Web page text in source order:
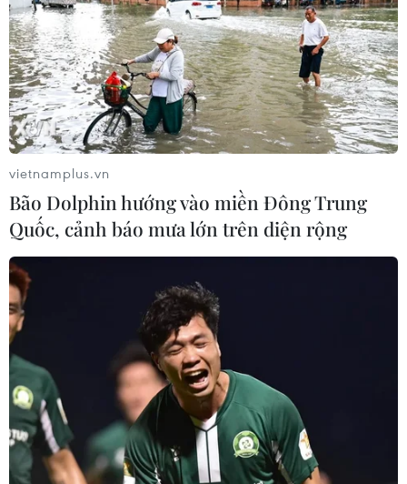
vietnamplus.vn
Bão Dolphin hướng vào miền Đông Trung
Quốc, cảnh báo mưa lớn trên diện rộng